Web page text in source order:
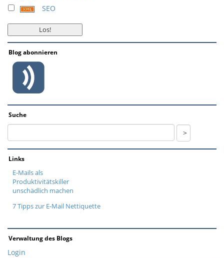
SEO
Blog abonnieren
Suche
Links
E-Mails als
Produktivitätskiller
unschädlich machen
7 Tipps zur E-Mail Nettiquette
Verwaltung des Blogs
Login